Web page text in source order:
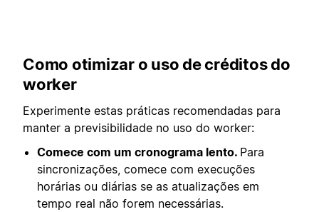
Como otimizar o uso de créditos do
worker
Experimente estas práticas recomendadas para
manter a previsibilidade no uso do worker:
Comece com um cronograma lento. Para
sincronizações, comece com execuções
horárias ou diárias se as atualizações em
tempo real não forem necessárias.